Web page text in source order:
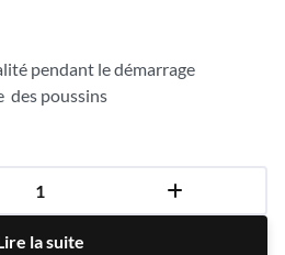
pendant le démarrage
des poussins
la suite